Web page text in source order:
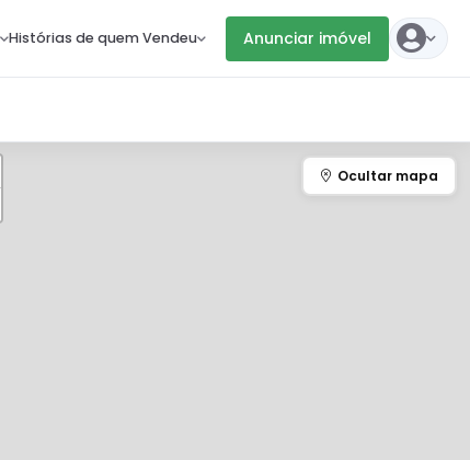
Histórias de quem Vendeu Anunciar imóvel